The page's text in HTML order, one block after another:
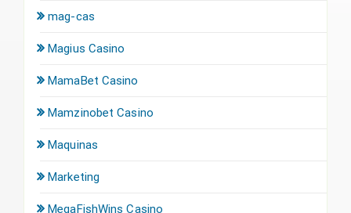
mag-cas
Magius Casino
MamaBet Casino
Mamzinobet Casino
Maquinas
Marketing
MegaFishWins Casino